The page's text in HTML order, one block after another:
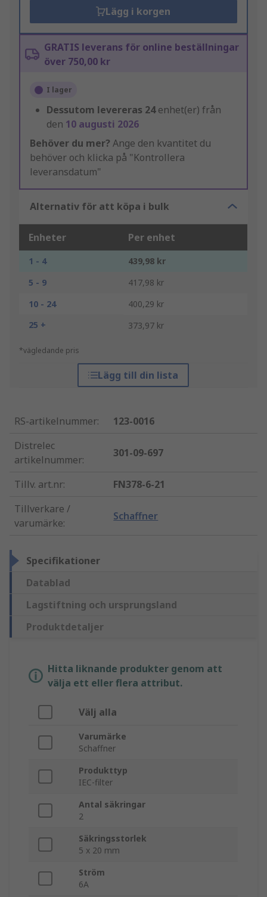
Lägg i korgen
GRATIS leverans för online beställningar
över 750,00 kr
I lager
Dessutom levereras 24enhet(er) från
den 10 augusti 2026
Behöver du mer? Ange den kvantitet du
behöver och klicka på "Kontrollera
leveransdatum"
Alternativ för att köpa i bulk
Enheter Per enhet
1 - 4
439,98 kr
5 - 9
417,98 kr
10 - 24
400,29 kr
25 +
373,97 kr
*vägledande pris
Lägg till din lista
RS-artikelnummer:
123-0016
Distrelec
artikelnummer:
301-09-697
Tillv. art.nr:
FN378-6-21
Tillverkare /
varumärke:
Schaffner
Specifikationer
Datablad
Lagstiftning och ursprungsland
Produktdetaljer
Hitta liknande produkter genom att
välja ett eller flera attribut.
Välj alla
Varumärke
Schaffner
Produkttyp
IEC-filter
Antal säkringar
2
Säkringsstorlek
5 x 20 mm
Ström
6A